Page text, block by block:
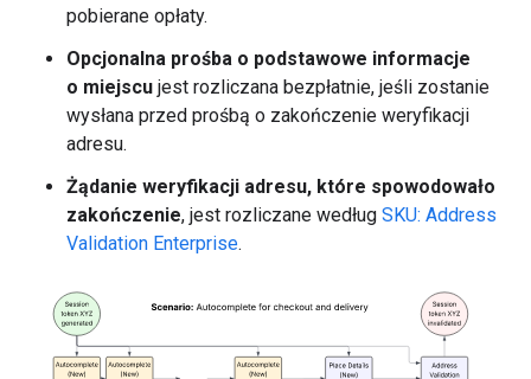
pobierane opłaty.
Opcjonalna prośba o podstawowe informacje
o miejscu jest rozliczana bezpłatnie, jeśli zostanie
wysłana przed prośbą o zakończenie weryfikacji
adresu.
Żądanie weryfikacji adresu, które spowodowało
zakończenie, jest rozliczane według SKU: Address
Validation Enterprise.